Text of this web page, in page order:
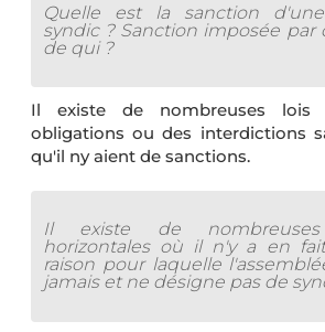
Quelle est la sanction
syndic ? Sanction imposée par
de qui ?
Il existe de nombreuses
obligations ou des interdictions
qu'il ny aient de sanctions.
Il existe de nombreuses
horizontales où il n'y a en
raison pour laquelle
jamais et ne désigne pas de